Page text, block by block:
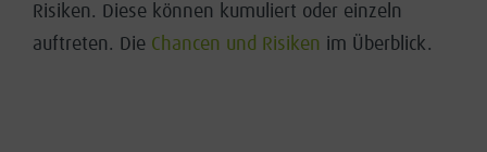
Risiken. Diese können kumuliert oder einzeln
auftreten. Die Chancen und Risiken im Überblick.